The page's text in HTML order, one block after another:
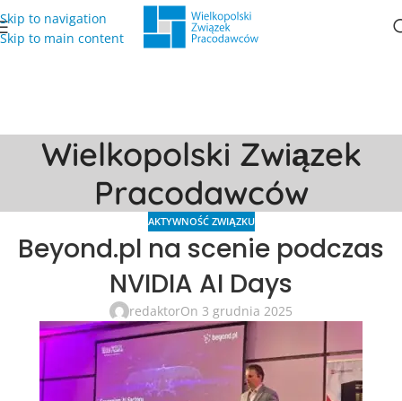
Skip to navigation
Skip to main content
Wielkopolski Związek
Pracodawców
AKTYWNOŚĆ ZWIĄZKU
Beyond.pl na scenie podczas
NVIDIA AI Days
redaktorOn 3 grudnia 2025